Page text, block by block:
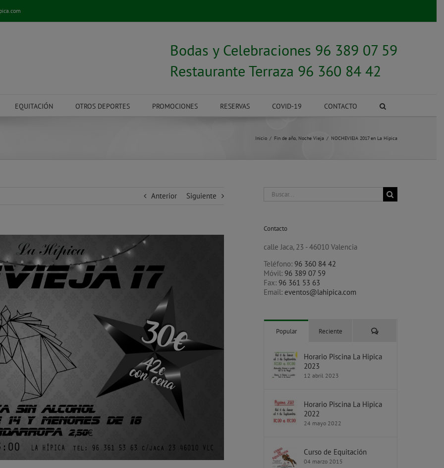
Bodas y Celebraciones 96 389 07 59
Restaurante Terraza 96 360 84 42
EQUITACIÓN OTROS DEPORTES PROMOCIONES RESERVAS COVID-19 CONTACTO
Inicio Fin de año Noche Vieja NOCHEVIEJA 2017 en La Hípica
Anterior Siguiente Buscar:
Contacto
calle Jaca, 23 - 46010 Valencia
Teléfono: 96 360 84 42
Móvil: 96 389 07 59
Fax: 96 361 53 63
Email: eventos@lahipica.com
Popular Reciente Comentarios
Horario Piscina La Hipica
2023
12 abril 2023
Horario Piscina La Hipica
2022
24 mayo 2022
Curso de Equitación
04 marzo 2015